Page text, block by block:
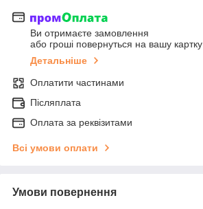
Ви отримаєте замовлення
або гроші повернуться на вашу картку
Детальніше
Оплатити частинами
Післяплата
Оплата за реквізитами
Всі умови оплати
Умови повернення